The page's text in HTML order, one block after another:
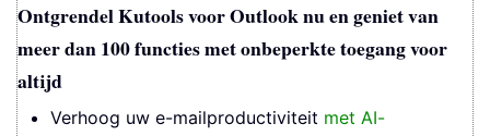
Ontgrendel Kutools voor Outlook nu en geniet van
meer dan 100 functies met onbeperkte toegang voor
altijd
Verhoog uw e-mailproductiviteit met AI-